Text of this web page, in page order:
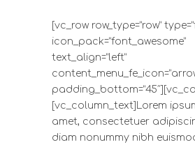
[vc_row row_type=”row”
icon_pack=”font_awesome”
text_align=”left”
[vc_column_text]Lorem
amet, consectetuer
diam nonummy nibh